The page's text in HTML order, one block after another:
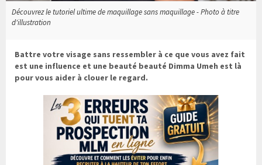
Découvrez le tutoriel ultime de maquillage sans maquillage - Photo à titre
d'illustration
Battre votre visage sans ressembler à ce que vous avez fait
est une influence et une beauté beauté Dimma Umeh est là
pour vous aider à clouer le regard.